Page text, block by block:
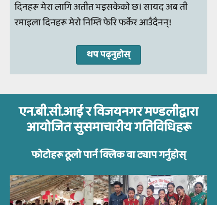
दिनहरू मेरा लागि अतीत भइसकेको छ। सायद अब ती
रमाइला दिनहरू मेरो निम्ति फेरि फर्केर आउँदैनन्‌!
थप पढ्नुहोस्
एन.बी.सी.आई र विजयनगर मण्‍डलीद्वारा
आयोजित सुसमाचारीय गतिविधिहरू
फोटोहरू ठूलो पार्न क्लिक वा ट्याप गर्नुहोस्